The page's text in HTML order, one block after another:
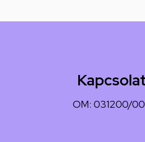
OM: 031200/